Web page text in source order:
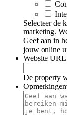
Selecteer de
marketing.
Geef aan in
jouw online
Website
De property